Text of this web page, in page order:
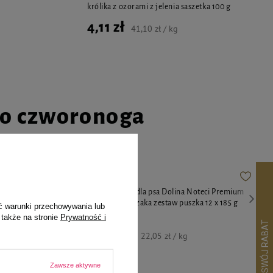
królika z ozorami z jelenia saszetka 100 g
4,11 zł 41,10 zł / kg
czworonoga
i
Mokra karma dla psa Dolina Noteci Premium
bogata w kurczaka zestaw puszka 12 x 185 g
22,05 zł / kg
warunki przechowywania lub
na stronie Prywatność i
Zawsze aktywne